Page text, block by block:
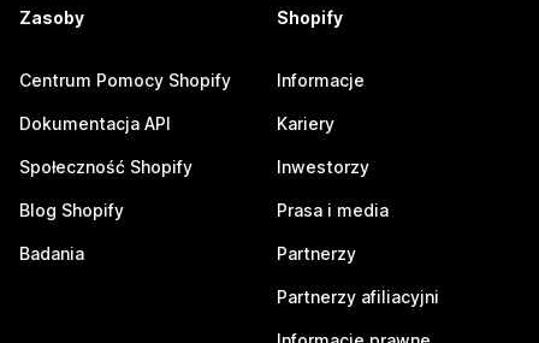
Zasoby
Centrum Pomocy Shopify
Dokumentacja API
Społeczność Shopify
Blog Shopify
Badania
Shopify
Informacje
Kariery
Inwestorzy
Prasa i media
Partnerzy
Partnerzy afiliacyjni